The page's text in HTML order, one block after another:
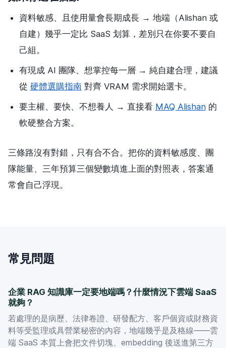
資料敏感、且使用量會長期成長 → 地端（Alishan 或
自建）幾乎一定比 SaaS 划算，差別只在你要不要自
己組。
有現成 AI 團隊、想掌控每一層 → 純自建合理，建議
從 硬體選購指南對齊 VRAM 需求開始選卡。
要主權、要快、不想養人 → 直接看 MAQ Alishan的
軟硬整合方案。
三條路沒有對錯，只有合不合。把你的資料敏感度、團
隊能量、三年預算三個變數填進上面的對照表，答案通
常會自己浮現。
常見問題
企業 RAG 知識庫一定要地端嗎？什麼情況下雲端 SaaS
就夠？
若處理的是病歷、法律卷證、研發配方、客戶個資或財務資
料等受監理或具營業秘密的內容，地端幾乎是及格線——雲
端 SaaS 本質上會把文件切塊、embedding 後送進第三方